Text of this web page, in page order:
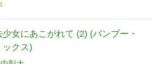
少女にあこがれて (2) (バンブー・
ックス)